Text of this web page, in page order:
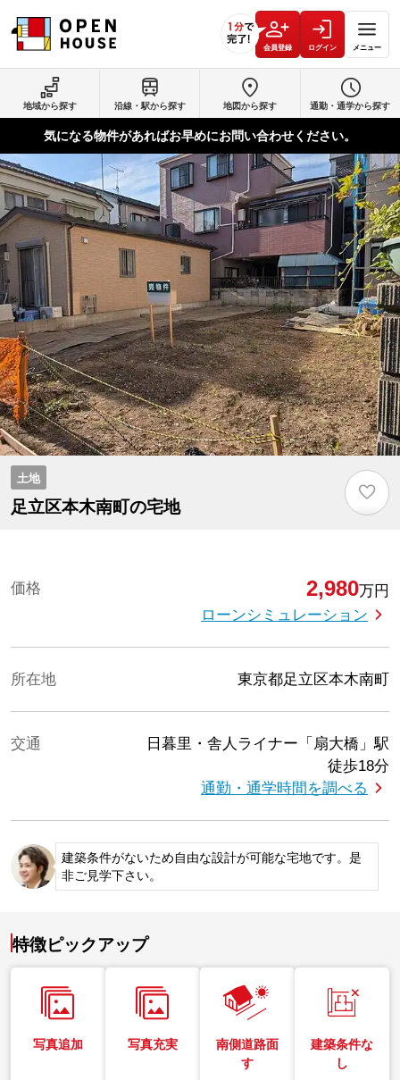
会員登録 ログイン メニュー
地域から探す 沿線・駅から探す 地図から探す 通勤・通学から探す
気になる物件があればお早めにお問い合わせください。
土地
足立区本木南町の宅地
♡
価格 2,980万円
ローンシミュレーション
所在地 東京都足立区本木南町
交通
日暮里・舎人ライナー「扇大橋」駅
徒歩18分
通勤・通学時間を調べる
建築条件がないため自由な設計が可能な宅地です。是
非ご見学下さい。
特徴ピックアップ
写真追加 写真充実
南側道路面
す
建築条件な
し